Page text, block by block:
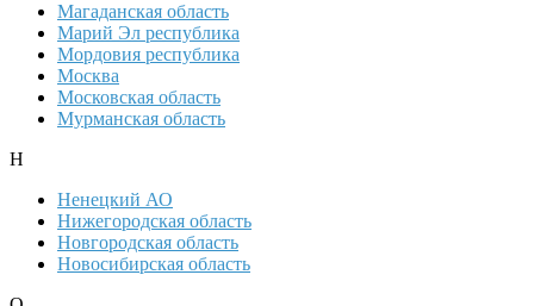
Магаданская область
Марий Эл республика
Мордовия республика
Москва
Московская область
Мурманская область
Н
Ненецкий АО
Нижегородская область
Новгородская область
Новосибирская область